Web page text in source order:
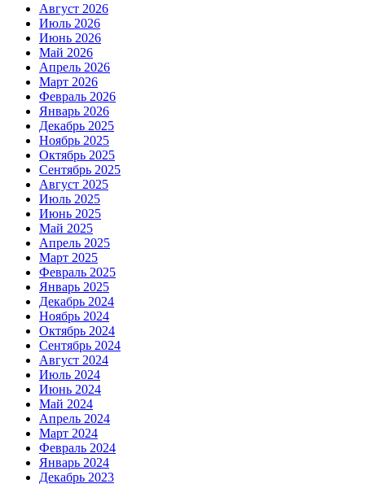
Август 2026
Июль 2026
Июнь 2026
Май 2026
Апрель 2026
Март 2026
Февраль 2026
Январь 2026
Декабрь 2025
Ноябрь 2025
Октябрь 2025
Сентябрь 2025
Август 2025
Июль 2025
Июнь 2025
Май 2025
Апрель 2025
Март 2025
Февраль 2025
Январь 2025
Декабрь 2024
Ноябрь 2024
Октябрь 2024
Сентябрь 2024
Август 2024
Июль 2024
Июнь 2024
Май 2024
Апрель 2024
Март 2024
Февраль 2024
Январь 2024
Декабрь 2023